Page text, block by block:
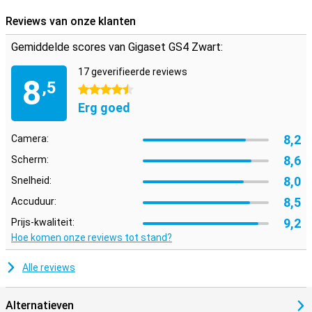
geheugenkaartje in het microSD-slot.
Dualsim: ruimte voor twee simkaarten
Je hebt niet alleen plek voor een geheugenkaartje, maar er is ook
nog plek voor twee simkaarten tegelijkertijd dankzij Dualsim. Op
deze manier kun je werk en privé gescheiden houden op één
toestel. Je bent bereikbaar op twee nummers en schakelt
eenvoudig en snel tussen beide simkaarten.
Reviews van onze klanten
Gemiddelde scores van Gigaset GS4 Zwart:
8,5
17 geverifieerde reviews
4.5 sterren
Erg goed
Camera: 8,2
Scherm: 8,6
Snelheid: 8,0
Accuduur: 8,5
Prijs-kwaliteit: 9,2
Hoe komen onze reviews tot stand?
Alle reviews
Alternatieven